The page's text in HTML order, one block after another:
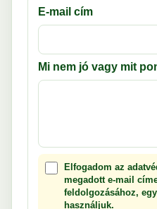
E-mail cím
Mi nem jó vagy mit
Elfogadom az
megadott e-mail
feldolgozásához,
használjuk.